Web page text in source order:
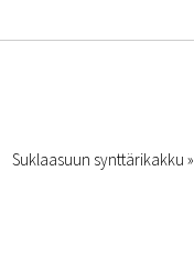
Suklaasuun synttärikakku »